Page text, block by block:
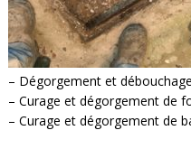
– Dégorgement et
– Curage et dégorgement de
– Curage et dégorgement de